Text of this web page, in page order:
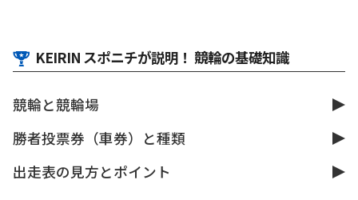
KEIRIN スポニチが説明！ 競輪の基礎知識
競輪と競輪場
勝者投票券（車券）と種類
出走表の見方とポイント